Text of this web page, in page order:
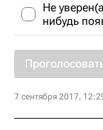
Не
нибудь
7 сентября 2017,